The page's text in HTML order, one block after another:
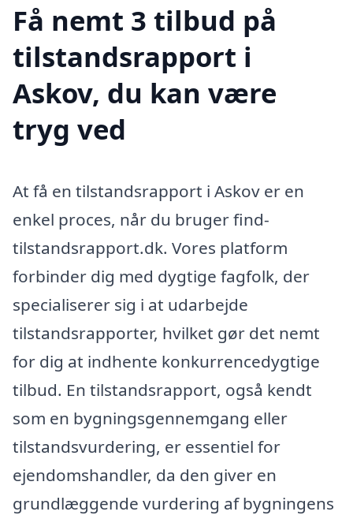
Få nemt 3 tilbud på
tilstandsrapport i
Askov, du kan være
tryg ved
At få en tilstandsrapport i Askov er en
enkel proces, når du bruger find-
tilstandsrapport.dk. Vores platform
forbinder dig med dygtige fagfolk, der
specialiserer sig i at udarbejde
tilstandsrapporter, hvilket gør det nemt
for dig at indhente konkurrencedygtige
tilbud. En tilstandsrapport, også kendt
som en bygningsgennemgang eller
tilstandsvurdering, er essentiel for
ejendomshandler, da den giver en
grundlæggende vurdering af bygningens